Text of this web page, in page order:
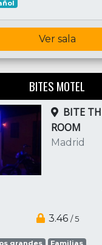
Ver sala
BITES MOTEL
BITE
ROOM
Madrid
3.46 / 5